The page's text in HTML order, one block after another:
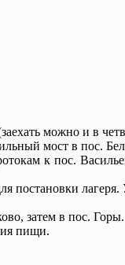
можно и в
мост в пос.
к пос.
постановки лагеря.
затем в пос. Горы.
пищи.